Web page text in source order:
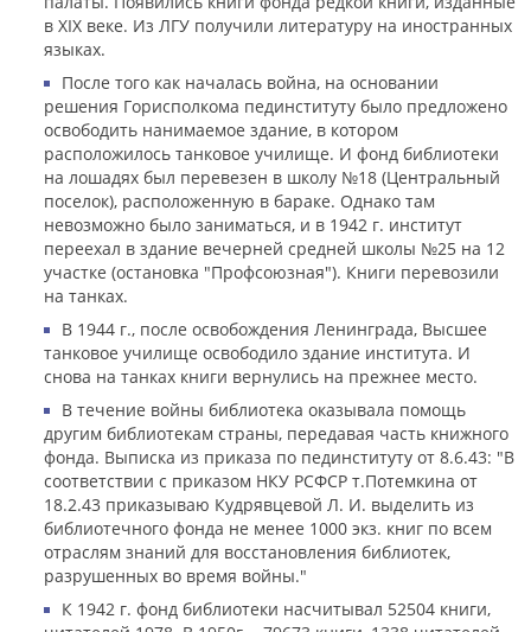
в XIX веке. Из ЛГУ получили литературу на иностранных
языках.
После того как началась война, на основании
решения Горисполкома пединституту было предложено
освободить нанимаемое здание, в котором
расположилось танковое училище. И фонд библиотеки
на лошадях был перевезен в школу №18 (Центральный
поселок), расположенную в бараке. Однако там
невозможно было заниматься, и в 1942 г. институт
переехал в здание вечерней средней школы №25 на 12
участке (остановка "Профсоюзная"). Книги перевозили
на танках.
В 1944 г., после освобождения Ленинграда, Высшее
танковое училище освободило здание института. И
снова на танках книги вернулись на прежнее место.
В течение войны библиотека оказывала помощь
другим библиотекам страны, передавая часть книжного
фонда. Выписка из приказа по пединституту от 8.6.43: "В
соответствии с приказом НКУ РСФСР т.Потемкина от
18.2.43 приказываю Кудрявцевой Л. И. выделить из
библиотечного фонда не менее 1000 экз. книг по всем
отраслям знаний для восстановления библиотек,
разрушенных во время войны."
К 1942 г. фонд библиотеки насчитывал 52504 книги,